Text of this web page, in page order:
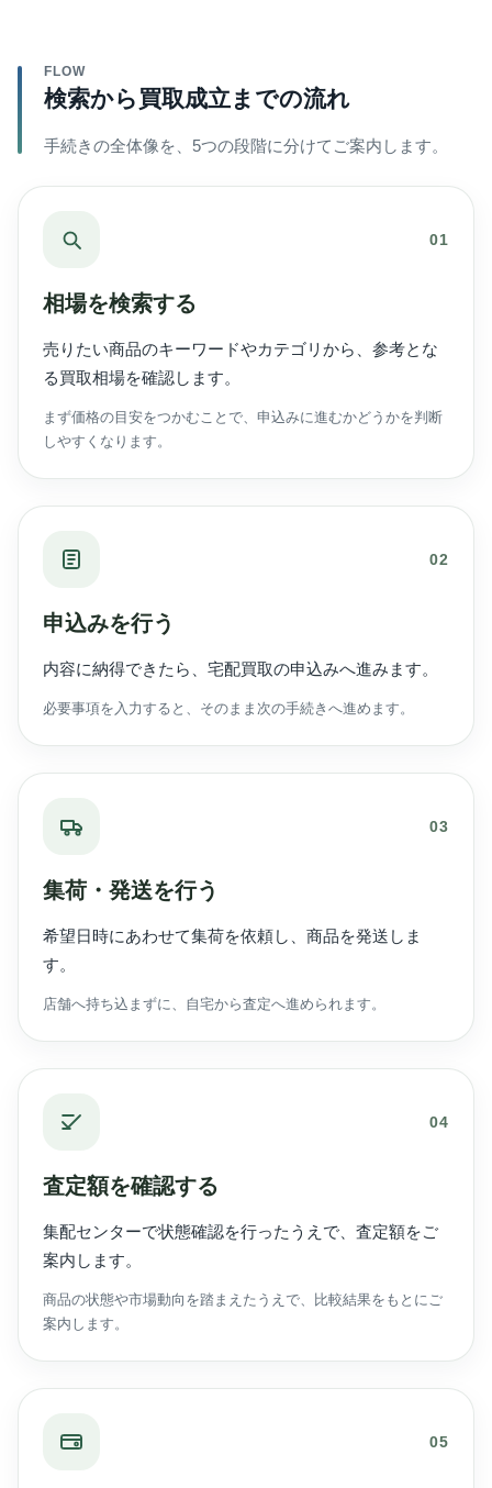
FLOW
検索から買取成立までの流れ
手続きの全体像を、5つの段階に分けてご案内します。
01
相場を検索する
売りたい商品のキーワードやカテゴリから、参考とな
る買取相場を確認します。
まず価格の目安をつかむことで、申込みに進むかどうかを判断
しやすくなります。
02
申込みを行う
内容に納得できたら、宅配買取の申込みへ進みます。
必要事項を入力すると、そのまま次の手続きへ進めます。
03
集荷・発送を行う
希望日時にあわせて集荷を依頼し、商品を発送しま
す。
店舗へ持ち込まずに、自宅から査定へ進められます。
04
査定額を確認する
集配センターで状態確認を行ったうえで、査定額をご
案内します。
商品の状態や市場動向を踏まえたうえで、比較結果をもとにご
案内します。
05